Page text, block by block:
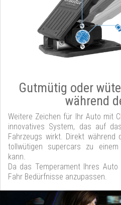
Gutmütig oder
während
Weitere Zeichen für Ihr Auto mit
innovatives System, das auf
Fahrzeugs wirkt. Direkt
tollwütigen supercars zu
kann.
Da das Temperament Ihres
Fahr Bedürfnisse anzupassen.